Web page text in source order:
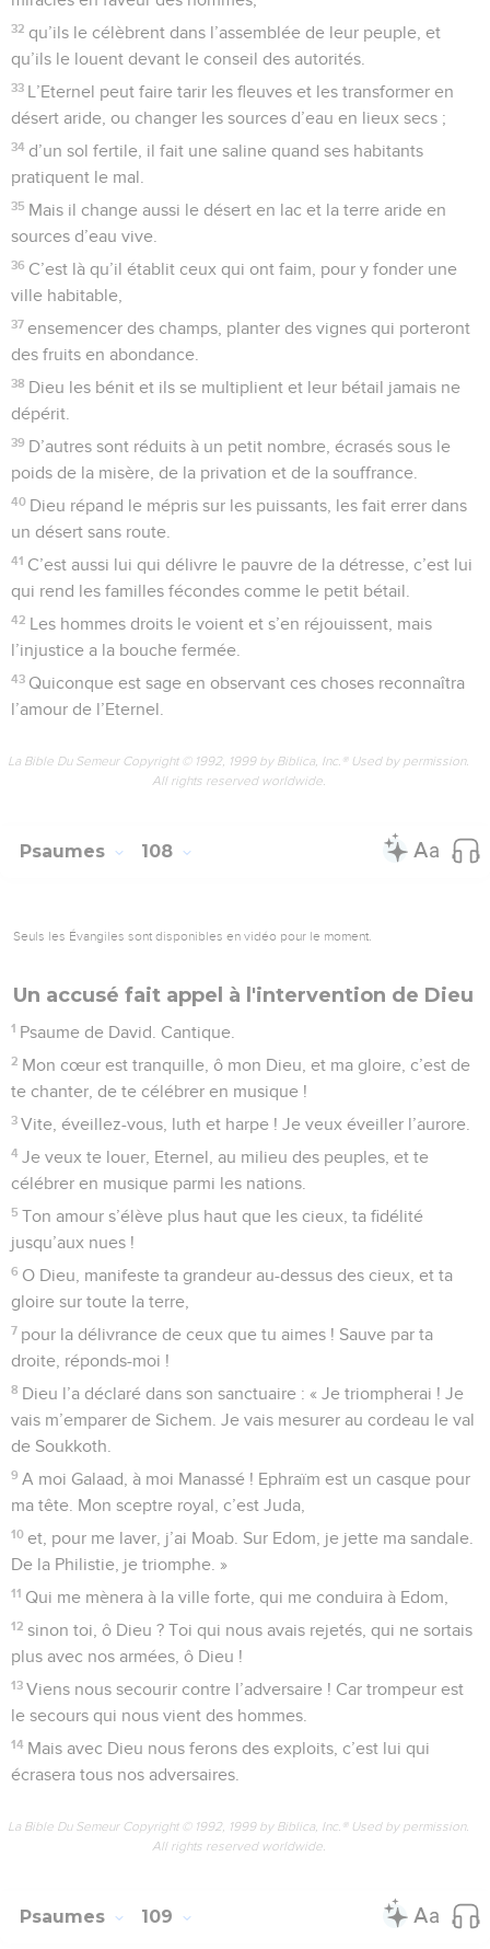
32 qu’ils le célèbrent dans l’assemblée de leur peuple, et
qu’ils le louent devant le conseil des autorités.
33 L’Eternel peut faire tarir les fleuves et les transformer en
désert aride, ou changer les sources d’eau en lieux secs ;
34 d’un sol fertile, il fait une saline quand ses habitants
pratiquent le mal.
35 Mais il change aussi le désert en lac et la terre aride en
sources d’eau vive.
36 C’est là qu’il établit ceux qui ont faim, pour y fonder une
ville habitable,
37 ensemencer des champs, planter des vignes qui porteront
des fruits en abondance.
38 Dieu les bénit et ils se multiplient et leur bétail jamais ne
dépérit.
39 D’autres sont réduits à un petit nombre, écrasés sous le
poids de la misère, de la privation et de la souffrance.
40 Dieu répand le mépris sur les puissants, les fait errer dans
un désert sans route.
41 C’est aussi lui qui délivre le pauvre de la détresse, c’est lui
qui rend les familles fécondes comme le petit bétail.
42 Les hommes droits le voient et s’en réjouissent, mais
l’injustice a la bouche fermée.
43 Quiconque est sage en observant ces choses reconnaîtra
l’amour de l’Eternel.
La Bible Du Semeur Copyright © 1992, 1999 by Biblica, Inc.® Used by permission.
All rights reserved worldwide.
Psaumes 108
Seuls les Évangiles sont disponibles en vidéo pour le moment.
Un accusé fait appel à l'intervention de Dieu
1 Psaume de David. Cantique.
2 Mon cœur est tranquille, ô mon Dieu, et ma gloire, c’est de
te chanter, de te célébrer en musique !
3 Vite, éveillez-vous, luth et harpe ! Je veux éveiller l’aurore.
4 Je veux te louer, Eternel, au milieu des peuples, et te
célébrer en musique parmi les nations.
5 Ton amour s’élève plus haut que les cieux, ta fidélité
jusqu’aux nues !
6 O Dieu, manifeste ta grandeur au-dessus des cieux, et ta
gloire sur toute la terre,
7 pour la délivrance de ceux que tu aimes ! Sauve par ta
droite, réponds-moi !
8 Dieu l’a déclaré dans son sanctuaire : « Je triompherai ! Je
vais m’emparer de Sichem. Je vais mesurer au cordeau le val
de Soukkoth.
9 A moi Galaad, à moi Manassé ! Ephraïm est un casque pour
ma tête. Mon sceptre royal, c’est Juda,
10 et, pour me laver, j’ai Moab. Sur Edom, je jette ma sandale.
De la Philistie, je triomphe. »
11 Qui me mènera à la ville forte, qui me conduira à Edom,
12 sinon toi, ô Dieu ? Toi qui nous avais rejetés, qui ne sortais
plus avec nos armées, ô Dieu !
13 Viens nous secourir contre l’adversaire ! Car trompeur est
le secours qui nous vient des hommes.
14 Mais avec Dieu nous ferons des exploits, c’est lui qui
écrasera tous nos adversaires.
La Bible Du Semeur Copyright © 1992, 1999 by Biblica, Inc.® Used by permission.
All rights reserved worldwide.
Psaumes 109